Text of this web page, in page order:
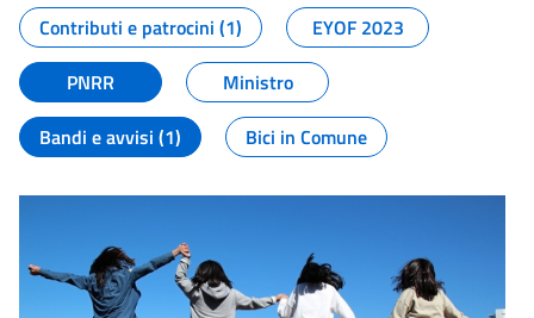
Contributi e patrocini (1)
EYOF 2023
PNRR
Ministro
Bandi e avvisi (1)
Bici in Comune